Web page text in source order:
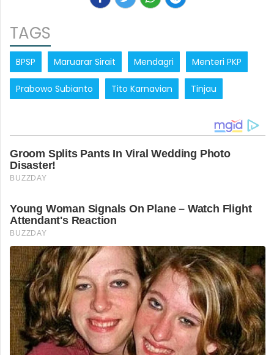
TAGS
BPSP Maruarar Sirait Mendagri Menteri PKP
Prabowo Subianto Tito Karnavian Tinjau